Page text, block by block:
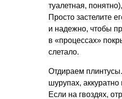
туалетная,
Просто застелите
и надежно, чтобы
в «процессах»
слетало.
Отдираем
шурупах,
Если на гвоздях,